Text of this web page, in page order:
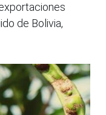
de Bolivia,